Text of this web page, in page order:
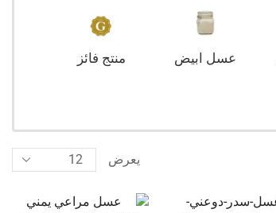
عسل ابيض منتج فائز
يعرض